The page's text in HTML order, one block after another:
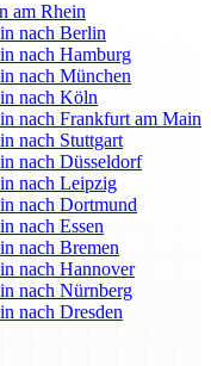
am Rhein
nach Berlin
nach Hamburg
nach München
nach Köln
nach Frankfurt am Main
nach Stuttgart
nach Düsseldorf
nach Leipzig
nach Dortmund
nach Essen
nach Bremen
nach Hannover
nach Nürnberg
nach Dresden